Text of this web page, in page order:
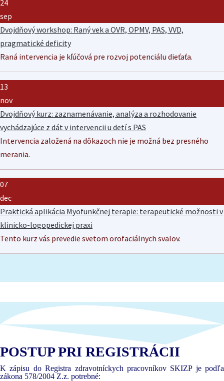
24
sep
Dvojdňový workshop: Raný vek a OVR, OPMV, PAS, VVD,
pragmatické deficity
Raná intervencia je kľúčová pre rozvoj potenciálu dieťaťa.
13
nov
Dvojdňový kurz: zaznamenávanie, analýza a rozhodovanie
vychádzajúce z dát v intervencii u detí s PAS
Intervencia založená na dôkazoch nie je možná bez presného
merania.
07
dec
Praktická aplikácia Myofunkčnej terapie: terapeutické možnosti v
klinicko-logopedickej praxi
Tento kurz vás prevedie svetom orofaciálnych svalov.
POSTUP PRI REGISTRÁCII
K zápisu do Registra zdravotníckych pracovníkov SKIZP je podľa
zákona 578/2004 Z.z. potrebné: